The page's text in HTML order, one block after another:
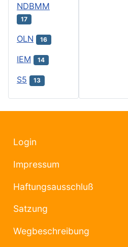
NDBMM
17
OLN 16
IEM 14
S5 13
Login
Impressum
Haftungsausschluß
Satzung
Wegbeschreibung